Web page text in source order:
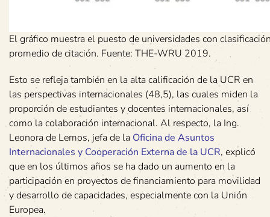
El gráfico muestra el puesto de universidades con
promedio de citación. Fuente: THE-WRU 2019.
Esto se refleja también en la alta calificación de la UCR en
las perspectivas internacionales (48,5), las cuales miden la
proporción de estudiantes y docentes internacionales, así
como la colaboración internacional. Al respecto, la Ing.
Leonora de Lemos, jefa de la Oficina de Asuntos
Internacionales y Cooperación Externa de la UCR, explicó
que en los últimos años se ha dado un aumento en la
participación en proyectos de financiamiento para movilidad
y desarrollo de capacidades, especialmente con la Unión
Europea.